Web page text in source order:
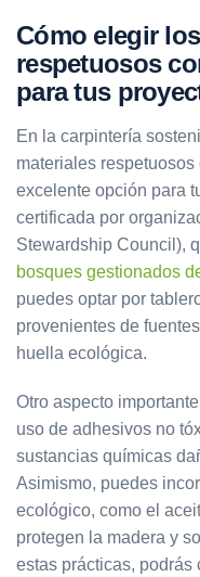
Cómo elegir
respetuosos
para tus
En la carpintería
materiales
excelente opción para
certificada por
Stewardship Council),
bosques gestionados
puedes optar por
provenientes de
huella ecológica.
Otro aspecto
uso de adhesivos no
sustancias químicas
Asimismo, puedes
ecológico, como el
protegen la madera y
estas prácticas, podrás